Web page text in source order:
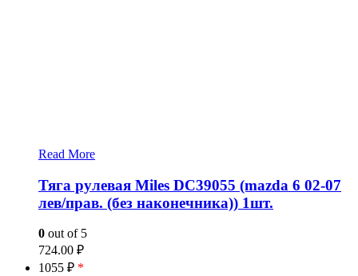
Read More
Тяга рулевая Miles DC39055 (mazda 6 02-07
лев/прав. (без наконечника)) 1шт.
0 out of 5
724.00 ₽
1055 ₽ *